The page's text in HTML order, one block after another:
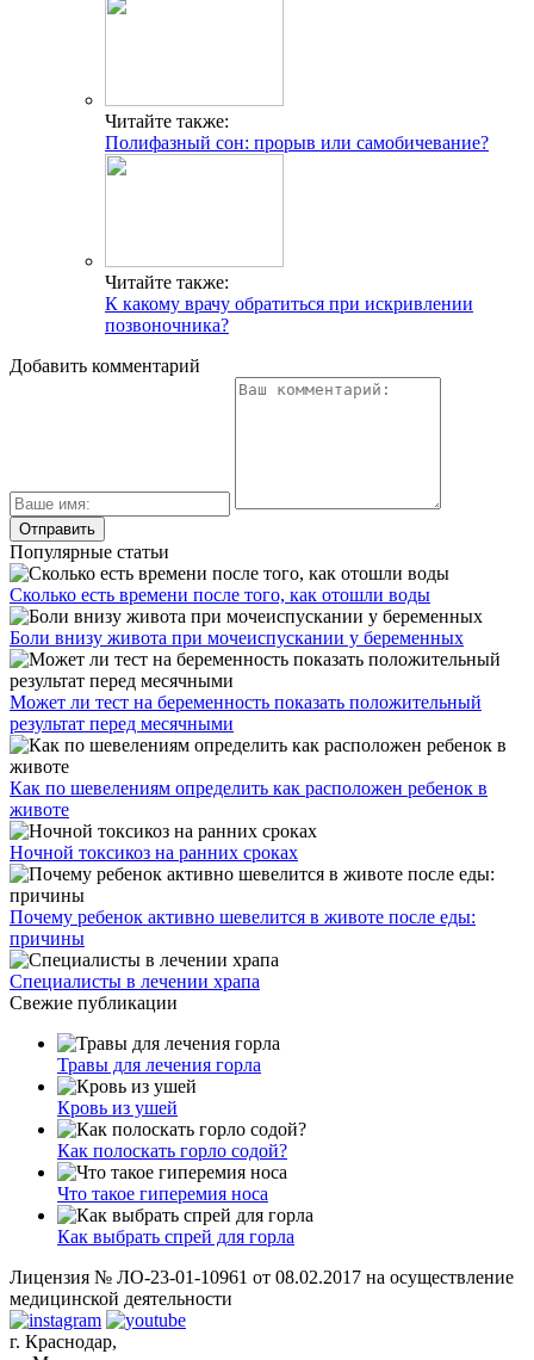
Читайте также:
Полифазный сон: прорыв или самобичевание?
Читайте также:
К какому врачу обратиться при искривлении
позвоночника?
Добавить комментарий
Популярные статьи
Сколько есть времени после того, как отошли воды
Боли внизу живота при мочеиспускании у беременных
Может ли тест на беременность показать положительный
результат перед месячными
Как по шевелениям определить как расположен ребенок в
животе
Ночной токсикоз на ранних сроках
Почему ребенок активно шевелится в животе после еды:
причины
Специалисты в лечении храпа
Свежие публикации
Травы для лечения горла
Кровь из ушей
Как полоскать горло содой?
Что такое гиперемия носа
Как выбрать спрей для горла
Лицензия № ЛО-23-01-10961 от 08.02.2017 на осуществление
медицинской деятельности
г. Краснодар,